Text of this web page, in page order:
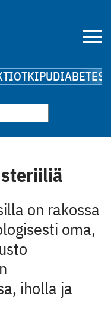
KIPUDIABETES
on rakossa
oma,
iholla ja